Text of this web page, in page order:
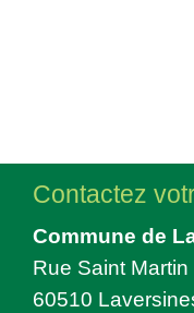
Contactez
Commune de
Rue Saint Martin
60510